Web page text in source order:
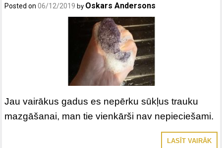
Posted on06/12/2019 by Oskars Andersons
Jau vairākus gadus es nepērku sūkļus trauku
mazgāšanai, man tie vienkārši nav nepieciešami.
LASĪT VAIRĀK